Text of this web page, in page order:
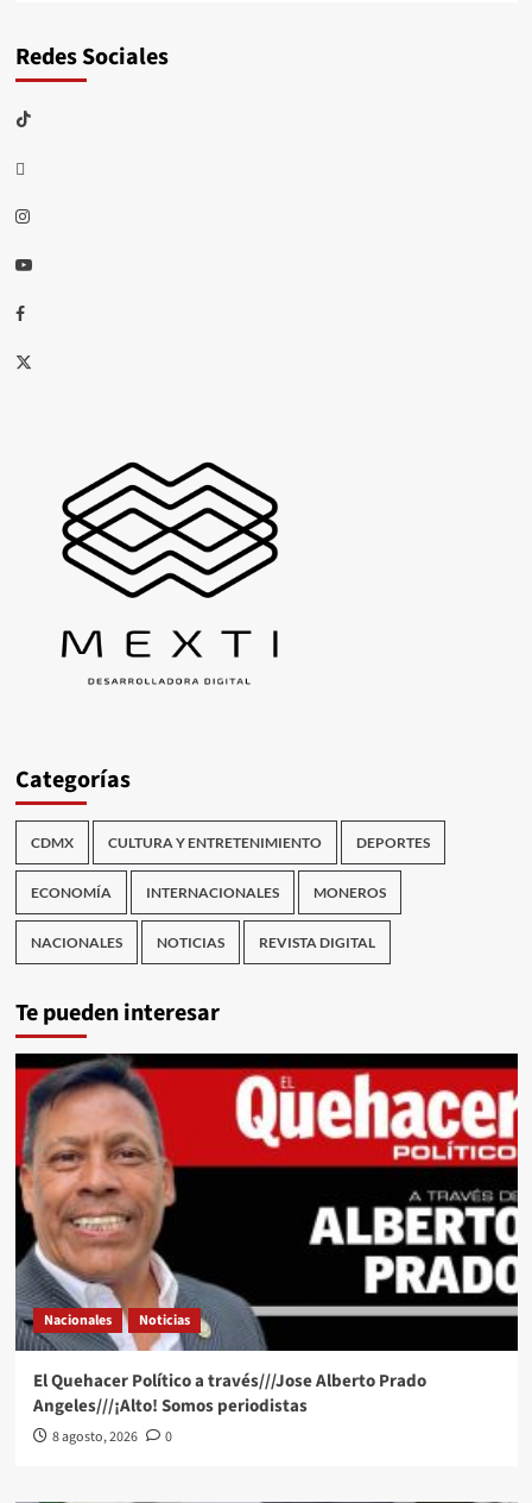
Redes Sociales
TikTok
threads
Instagram
Youtube
Facebook
X
Categorías
CDMX CULTURA Y ENTRETENIMIENTO DEPORTES
ECONOMÍA INTERNACIONALES MONEROS
NACIONALES NOTICIAS REVISTA DIGITAL
Te pueden interesar
Nacionales Noticias
El Quehacer Político a través///Jose Alberto Prado
Angeles///¡Alto! Somos periodistas
8 agosto, 2026 0